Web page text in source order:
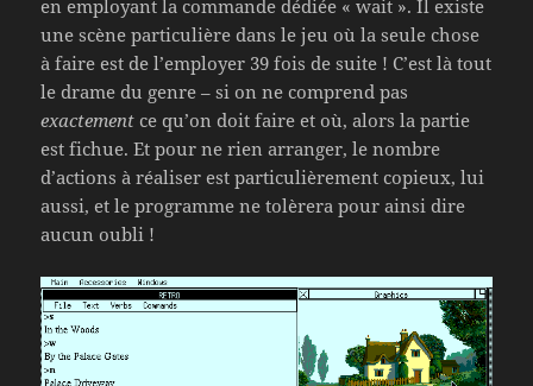
en employant la commande dédiée « wait ». Il existe
une scène particulière dans le jeu où la seule chose
à faire est de l’employer 39 fois de suite ! C’est là tout
le drame du genre – si on ne comprend pas
exactement ce qu’on doit faire et où, alors la partie
est fichue. Et pour ne rien arranger, le nombre
d’actions à réaliser est particulièrement copieux, lui
aussi, et le programme ne tolèrera pour ainsi dire
aucun oubli !